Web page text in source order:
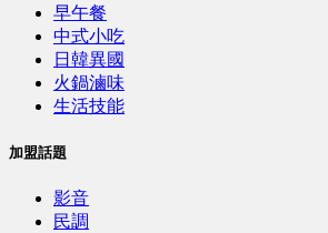
早午餐
中式小吃
日韓異國
火鍋滷味
生活技能
加盟話題
影音
民調